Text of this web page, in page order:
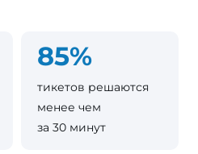
85%
тикетов решаются
менее чем
за 30 минут